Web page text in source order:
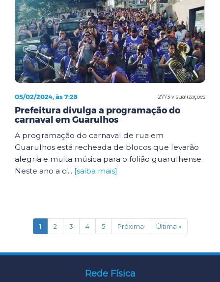
2773 visualizações
05/02/2024, às 7:28
Prefeitura divulga a programação do
carnaval em Guarulhos
A programação do carnaval de rua em
Guarulhos está recheada de blocos que levarão
alegria e muita música para o folião guarulhense.
Neste ano a ci... [saiba mais]
1(current)
2 3 4 5 Próxima Última »
Rede Física